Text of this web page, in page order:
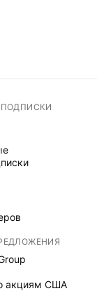
акциям США